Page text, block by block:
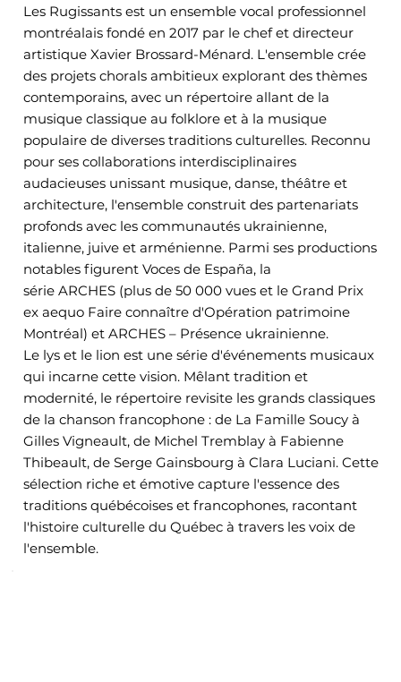
Les Rugissants est un ensemble vocal professionnel
montréalais fondé en 2017 par le chef et directeur
artistique Xavier Brossard-Ménard. L'ensemble crée
des projets chorals ambitieux explorant des thèmes
contemporains, avec un répertoire allant de la
musique classique au folklore et à la musique
populaire de diverses traditions culturelles. Reconnu
pour ses collaborations interdisciplinaires
audacieuses unissant musique, danse, théâtre et
architecture, l'ensemble construit des partenariats
profonds avec les communautés ukrainienne,
italienne, juive et arménienne. Parmi ses productions
notables figurent Voces de España, la
série ARCHES (plus de 50 000 vues et le Grand Prix
ex aequo Faire connaître d'Opération patrimoine
Montréal) et ARCHES – Présence ukrainienne.
Le lys et le lion est une série d'événements musicaux
qui incarne cette vision. Mêlant tradition et
modernité, le répertoire revisite les grands classiques
de la chanson francophone : de La Famille Soucy à
Gilles Vigneault, de Michel Tremblay à Fabienne
Thibeault, de Serge Gainsbourg à Clara Luciani. Cette
sélection riche et émotive capture l'essence des
traditions québécoises et francophones, racontant
l'histoire culturelle du Québec à travers les voix de
l'ensemble.